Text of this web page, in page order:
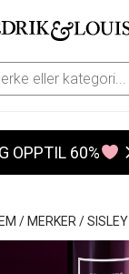
OPPTIL 60%
/ MERKER /SISLEY